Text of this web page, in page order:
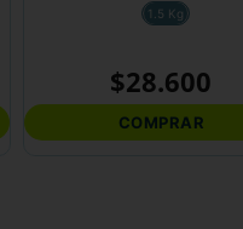
1.5 Kg
$28.600
COMPRAR